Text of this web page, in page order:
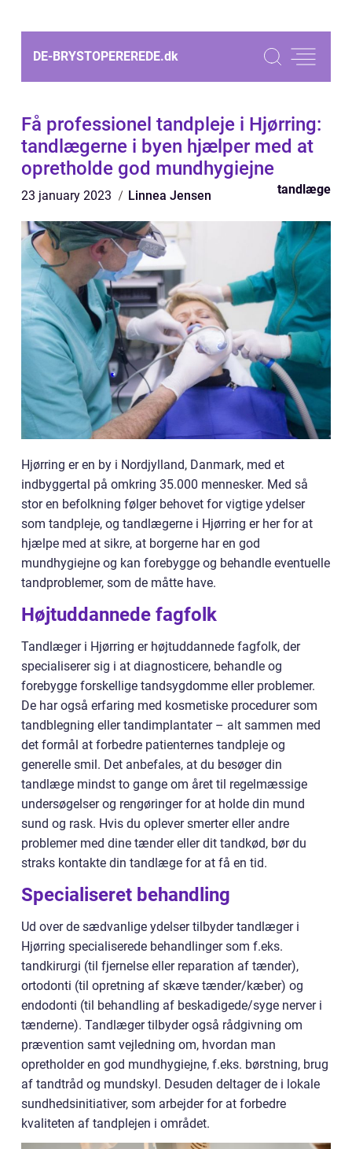
DE-BRYSTOPEREREDE.dk
Få professionel tandpleje i Hjørring:
tandlægerne i byen hjælper med at
opretholde god mundhygiejne
23 january 2023 Linnea Jensen tandlæge
Hjørring er en by i Nordjylland, Danmark, med et
indbyggertal på omkring 35.000 mennesker. Med så
stor en befolkning følger behovet for vigtige ydelser
som tandpleje, og tandlægerne i Hjørring er her for at
hjælpe med at sikre, at borgerne har en god
mundhygiejne og kan forebygge og behandle eventuelle
tandproblemer, som de måtte have.
Højtuddannede fagfolk
Tandlæger i Hjørring er højtuddannede fagfolk, der
specialiserer sig i at diagnosticere, behandle og
forebygge forskellige tandsygdomme eller problemer.
De har også erfaring med kosmetiske procedurer som
tandblegning eller tandimplantater – alt sammen med
det formål at forbedre patienternes tandpleje og
generelle smil. Det anbefales, at du besøger din
tandlæge mindst to gange om året til regelmæssige
undersøgelser og rengøringer for at holde din mund
sund og rask. Hvis du oplever smerter eller andre
problemer med dine tænder eller dit tandkød, bør du
straks kontakte din tandlæge for at få en tid.
Specialiseret behandling
Ud over de sædvanlige ydelser tilbyder tandlæger i
Hjørring specialiserede behandlinger som f.eks.
tandkirurgi (til fjernelse eller reparation af tænder),
ortodonti (til opretning af skæve tænder/kæber) og
endodonti (til behandling af beskadigede/syge nerver i
tænderne). Tandlæger tilbyder også rådgivning om
prævention samt vejledning om, hvordan man
opretholder en god mundhygiejne, f.eks. børstning, brug
af tandtråd og mundskyl. Desuden deltager de i lokale
sundhedsinitiativer, som arbejder for at forbedre
kvaliteten af tandplejen i området.